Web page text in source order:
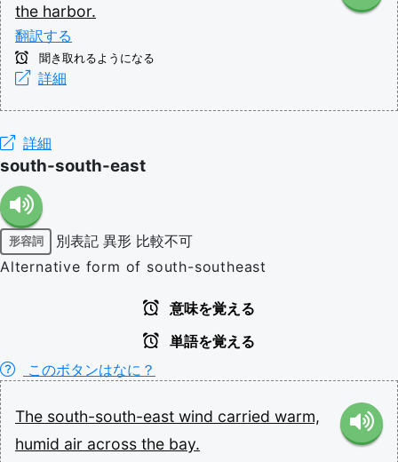
the harbor.
翻訳する
聞き取れるようになる
詳細
詳細
south-south-east
形容詞 別表記 異形 比較不可
Alternative form of south-southeast
意味を覚える
単語を覚える
このボタンはなに？
The south-south-east wind carried warm,
humid air across the bay.